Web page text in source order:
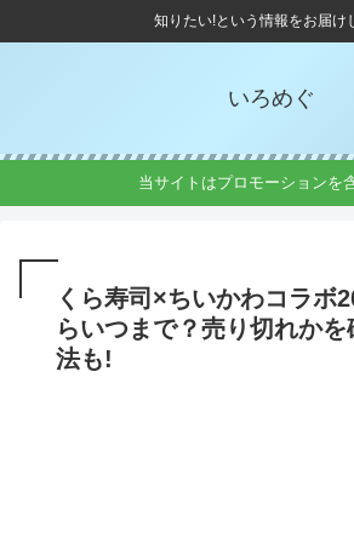
知りたい!という情報をお届け
いろめぐ
当サイトはプロモーションを
くら寿司×ちいかわコラボ
らいつまで？売り切れか
法も!